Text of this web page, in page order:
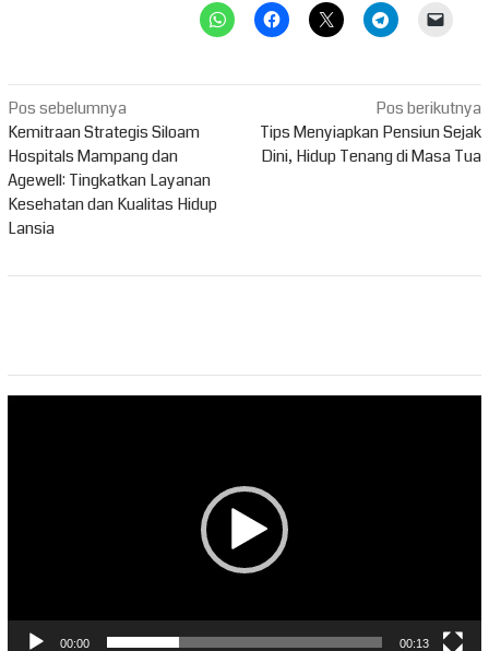
Navigasi
pos
Pos sebelumnya
Kemitraan Strategis Siloam
Hospitals Mampang dan
Agewell: Tingkatkan Layanan
Kesehatan dan Kualitas Hidup
Lansia
Pos berikutnya
Tips Menyiapkan Pensiun Sejak
Dini, Hidup Tenang di Masa Tua
00:00 00:13